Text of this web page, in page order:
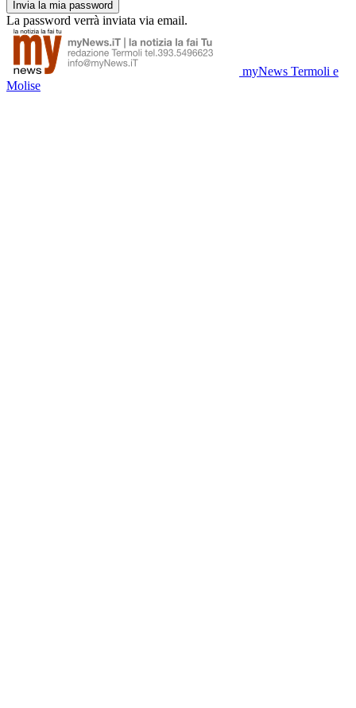
La password verrà inviata via email.
myNews Termoli e
Molise